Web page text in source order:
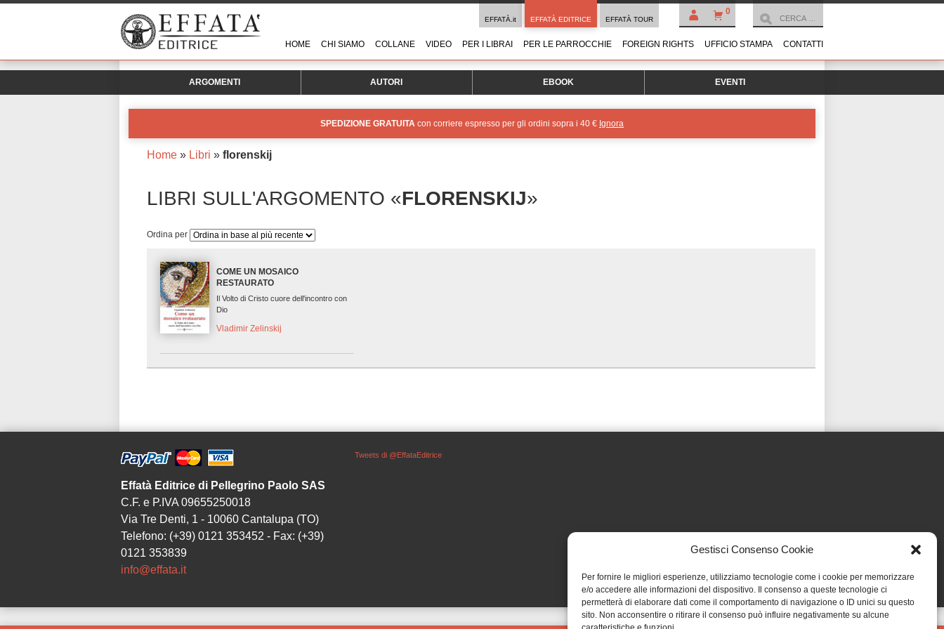
Gestisci Consenso Cookie
Per fornire le migliori esperienze, utilizziamo tecnologie come i cookie per memorizzare
e/o accedere alle informazioni del dispositivo. Il consenso a queste tecnologie ci
permetterà di elaborare dati come il comportamento di navigazione o ID unici su questo
sito. Non acconsentire o ritirare il consenso può influire negativamente su alcune
0
EFFATÀ.it EFFATÀ EDITRICE EFFATÀ TOUR
HOME CHI SIAMO COLLANE VIDEO PER I LIBRAI PER LE PARROCCHIE FOREIGN RIGHTS UFFICIO STAMPA CONTATTI
ARGOMENTI AUTORI EBOOK EVENTI
SPEDIZIONE GRATUITA con corriere espresso per gli ordini sopra i 40 € Ignora
Home » Libri » florenskij
LIBRI SULL'ARGOMENTO «FLORENSKIJ»
Ordina per
COME UN MOSAICO
RESTAURATO
Il Volto di Cristo cuore dell'incontro con
Dio
Vladimir Zelinskij
Effatà Editrice di Pellegrino Paolo SAS
C.F. e P.IVA 09655250018
Via Tre Denti, 1 - 10060 Cantalupa (TO)
Telefono: (+39) 0121 353452 - Fax: (+39)
0121 353839
info@effata.it
Tweets di @EffataEditrice